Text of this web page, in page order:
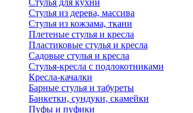
Стулья для кухни
Стулья из дерева, массива
Стулья из кожзама, ткани
Плетеные стулья и кресла
Пластиковые стулья и кресла
Садовые стулья и кресла
Стулья-кресла с подлокотниками
Кресла-качалки
Барные стулья и табуреты
Банкетки, сундуки, скамейки
Пуфы и пуфики